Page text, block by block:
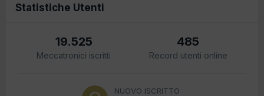
Statistiche Utenti
19.525
Meccatronici iscritti
485
Record utenti online
NUOVO ISCRITTO